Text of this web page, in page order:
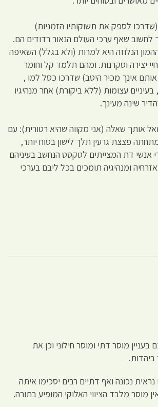
לספק את תשוקותיו הזמניות)
שאף ערכי העולם הנאור רדודים הם.
הנלוזה היא למרות (ולא בגלל) השאיפה
יצירה וסקרנות. ומהם תלמד קל וחומר
אינך מכיר היטב) שדרכו כסל למו ,
עצומות (ללא ביקורת) אחר מנהיגיו
שינה מעינך.
אותך שאלה (אני מקווה שהיא רטורית): עם
פצצת גרעין תלך לישון בטוח יותר,
אנשי דת המצייתים לטקסט הנחשב בעיניהם
ומנהיגיה תומכים בכל ליבם בערכי
מוסר דתי ומוסר חילוני וכן את
נכונה ואף דתיים רבים יסכימו איתה
מוסר מלבד הציווי האלוקי המופיע בתורה.